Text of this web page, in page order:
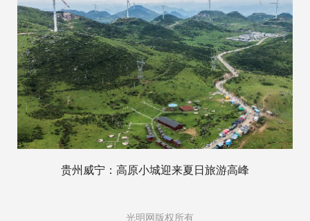
贵州威宁：高原小城迎来夏日旅游高峰
光明网版权所有